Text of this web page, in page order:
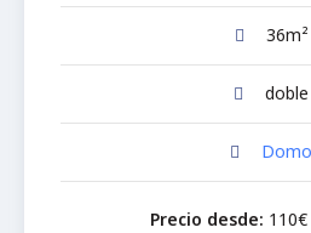
36m²
doble
Domo
Precio desde: 110€